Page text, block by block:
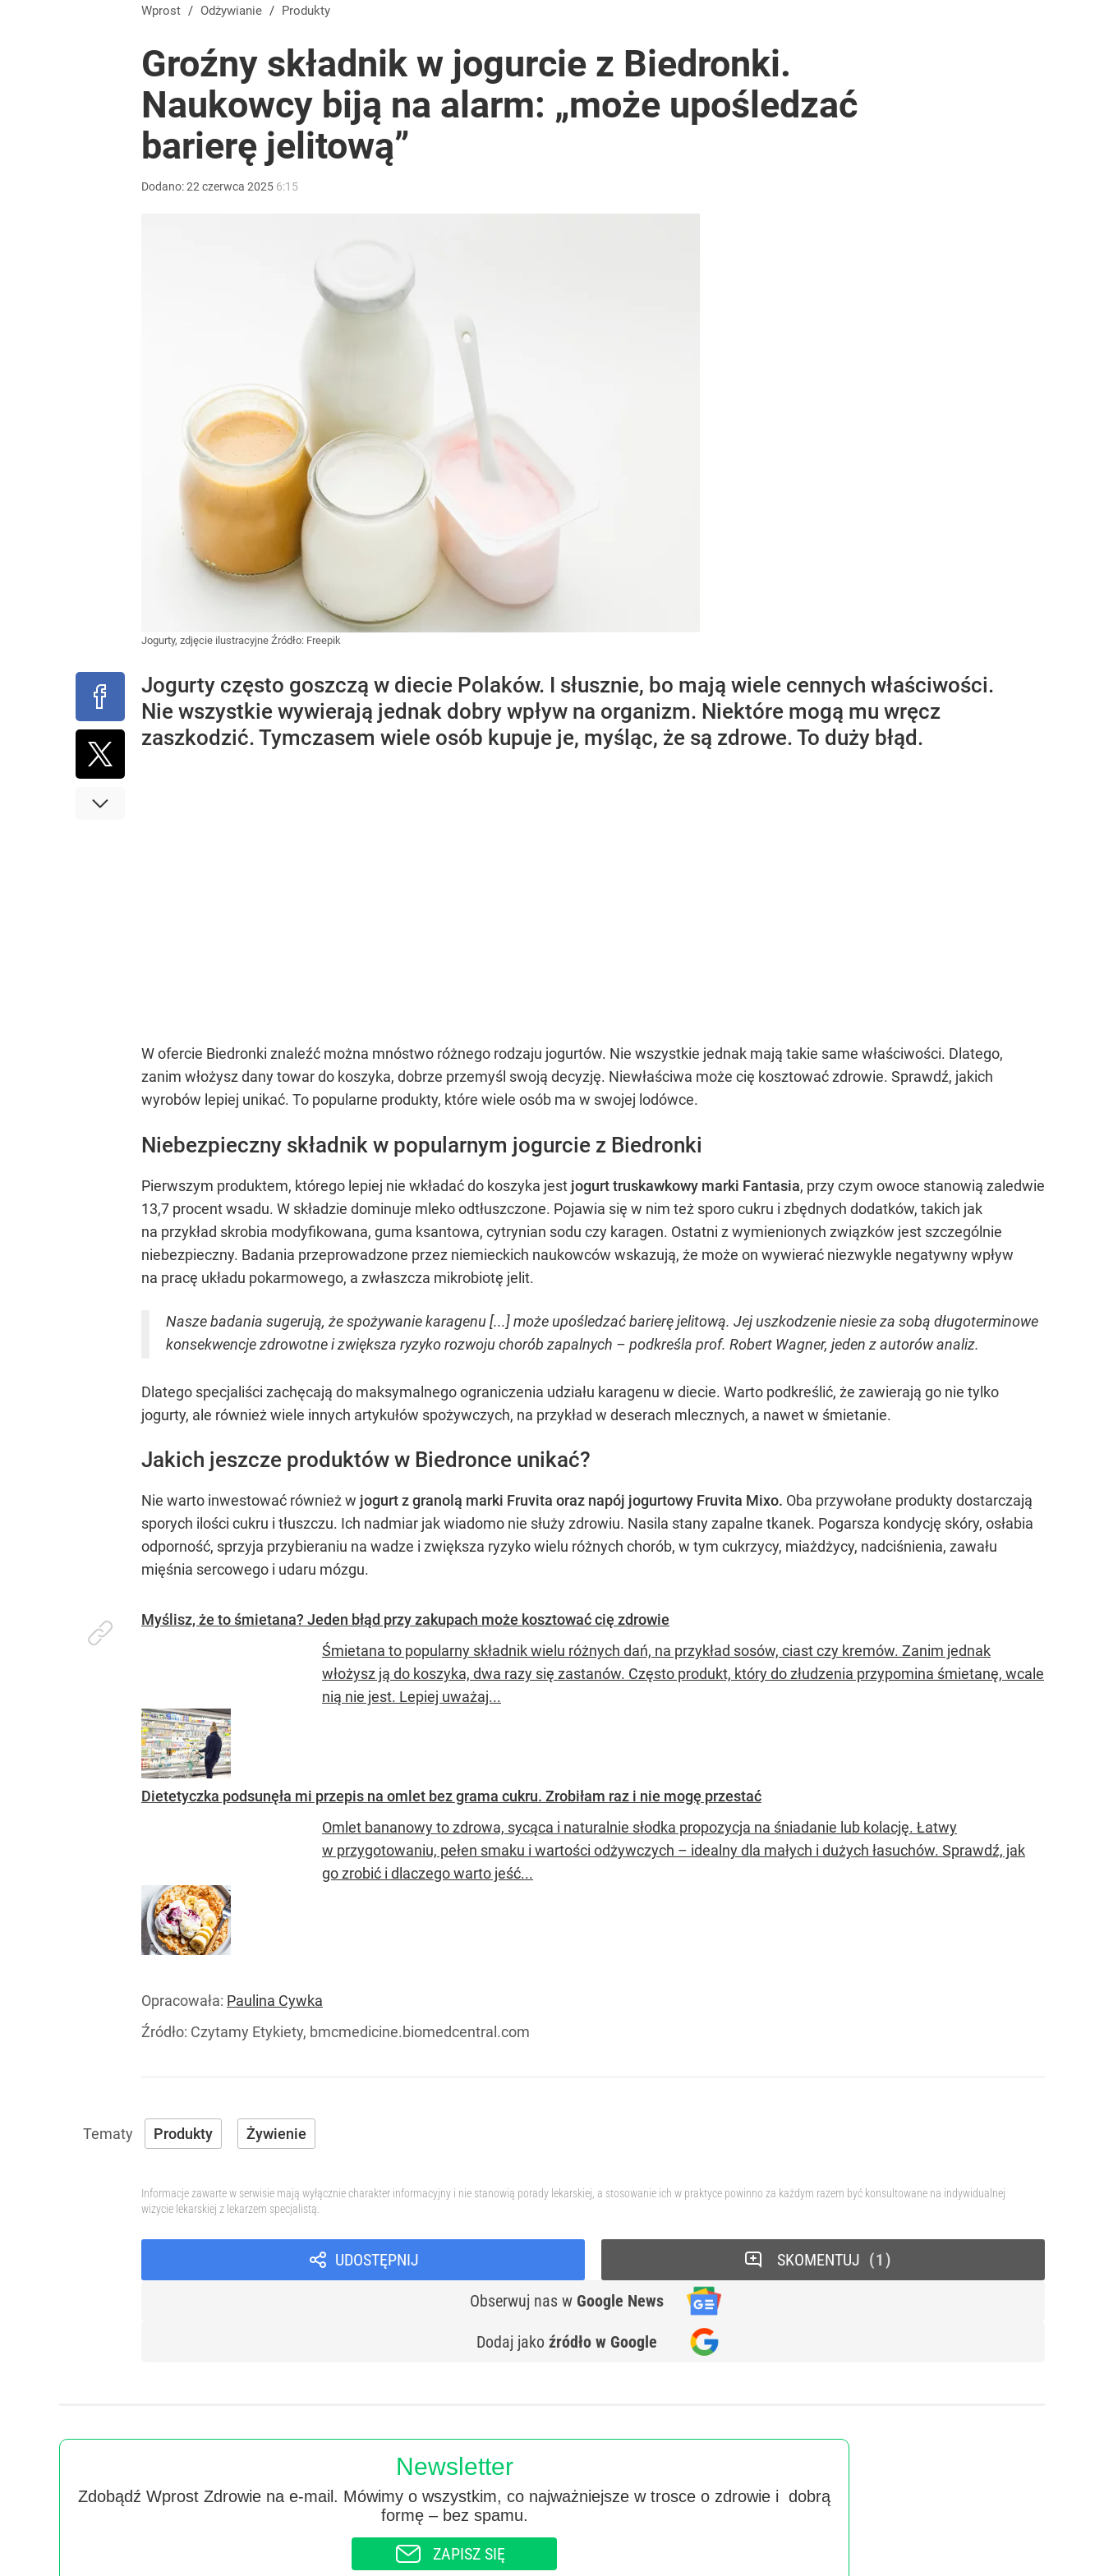
Wprost / Odżywianie / Produkty
Groźny składnik w jogurcie z Biedronki.
Naukowcy biją na alarm: „może upośledzać
barierę jelitową”
Dodano:22 czerwca 2025 6:15
Jogurty, zdjęcie ilustracyjne Źródło: Freepik
Jogurty często goszczą w diecie Polaków. I słusznie, bo mają wiele cennych właściwości.
Nie wszystkie wywierają jednak dobry wpływ na organizm. Niektóre mogą mu wręcz
zaszkodzić. Tymczasem wiele osób kupuje je, myśląc, że są zdrowe. To duży błąd.
W ofercie Biedronki znaleźć można mnóstwo różnego rodzaju jogurtów. Nie wszystkie jednak mają takie same właściwości. Dlatego,
zanim włożysz dany towar do koszyka, dobrze przemyśl swoją decyzję. Niewłaściwa może cię kosztować zdrowie. Sprawdź, jakich
wyrobów lepiej unikać. To popularne produkty, które wiele osób ma w swojej lodówce.
Niebezpieczny składnik w popularnym jogurcie z Biedronki
Pierwszym produktem, którego lepiej nie wkładać do koszyka jest jogurt truskawkowy marki Fantasia, przy czym owoce stanowią zaledwie
13,7 procent wsadu. W składzie dominuje mleko odtłuszczone. Pojawia się w nim też sporo cukru i zbędnych dodatków, takich jak
na przykład skrobia modyfikowana, guma ksantowa, cytrynian sodu czy karagen. Ostatni z wymienionych związków jest szczególnie
niebezpieczny. Badania przeprowadzone przez niemieckich naukowców wskazują, że może on wywierać niezwykle negatywny wpływ
na pracę układu pokarmowego, a zwłaszcza mikrobiotę jelit.
Nasze badania sugerują, że spożywanie karagenu [...] może upośledzać barierę jelitową. Jej uszkodzenie niesie za sobą długoterminowe
konsekwencje zdrowotne i zwiększa ryzyko rozwoju chorób zapalnych – podkreśla prof. Robert Wagner, jeden z autorów analiz.
Dlatego specjaliści zachęcają do maksymalnego ograniczenia udziału karagenu w diecie. Warto podkreślić, że zawierają go nie tylko
jogurty, ale również wiele innych artykułów spożywczych, na przykład w deserach mlecznych, a nawet w śmietanie.
Jakich jeszcze produktów w Biedronce unikać?
Nie warto inwestować również w jogurt z granolą marki Fruvita oraz napój jogurtowy Fruvita Mixo. Oba przywołane produkty dostarczają
sporych ilości cukru i tłuszczu. Ich nadmiar jak wiadomo nie służy zdrowiu. Nasila stany zapalne tkanek. Pogarsza kondycję skóry, osłabia
odporność, sprzyja przybieraniu na wadze i zwiększa ryzyko wielu różnych chorób, w tym cukrzycy, miażdżycy, nadciśnienia, zawału
mięśnia sercowego i udaru mózgu.
Myślisz, że to śmietana? Jeden błąd przy zakupach może kosztować cię zdrowie
Śmietana to popularny składnik wielu różnych dań, na przykład sosów, ciast czy kremów. Zanim jednak
włożysz ją do koszyka, dwa razy się zastanów. Często produkt, który do złudzenia przypomina śmietanę, wcale
nią nie jest. Lepiej uważaj...
Dietetyczka podsunęła mi przepis na omlet bez grama cukru. Zrobiłam raz i nie mogę przestać
Omlet bananowy to zdrowa, sycąca i naturalnie słodka propozycja na śniadanie lub kolację. Łatwy
w przygotowaniu, pełen smaku i wartości odżywczych – idealny dla małych i dużych łasuchów. Sprawdź, jak
go zrobić i dlaczego warto jeść...
Opracowała: Paulina Cywka
Źródło: Czytamy Etykiety, bmcmedicine.biomedcentral.com
Produkty Żywienie
Informacje zawarte w serwisie mają wyłącznie charakter informacyjny i nie stanowią porady lekarskiej, a stosowanie ich w praktyce powinno za każdym razem być konsultowane na indywidualnej
wizycie lekarskiej z lekarzem specjalistą.
UDOSTĘPNIJ
Obserwuj nas w Google News
Dodaj jako źródło w Google
SKOMENTUJ 1
Newsletter
Zdobądź Wprost Zdrowie na e-mail. Mówimy o wszystkim, co najważniejsze w trosce o zdrowie i dobrą
formę – bez spamu.
ZAPISZ SIĘ